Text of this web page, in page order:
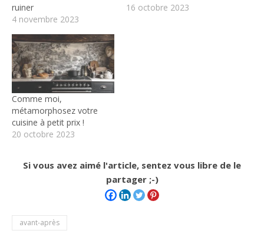
ruiner
4 novembre 2023
16 octobre 2023
Comme moi,
métamorphosez votre
cuisine à petit prix !
20 octobre 2023
Si vous avez aimé l'article, sentez vous libre de le
partager ;-)
avant-après